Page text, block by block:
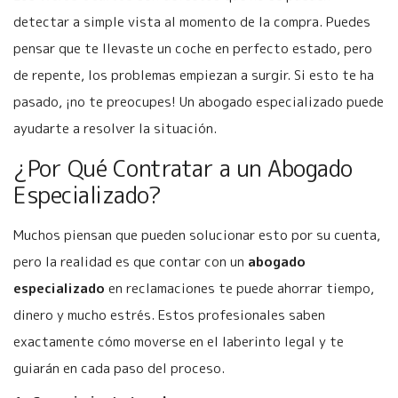
detectar a simple vista al momento de la compra. Puedes
pensar que te llevaste un coche en perfecto estado, pero
de repente, los problemas empiezan a surgir. Si esto te ha
pasado, ¡no te preocupes! Un abogado especializado puede
ayudarte a resolver la situación.
¿Por Qué Contratar a un Abogado
Especializado?
Muchos piensan que pueden solucionar esto por su cuenta,
pero la realidad es que contar con un abogado
especializado en reclamaciones te puede ahorrar tiempo,
dinero y mucho estrés. Estos profesionales saben
exactamente cómo moverse en el laberinto legal y te
guiarán en cada paso del proceso.